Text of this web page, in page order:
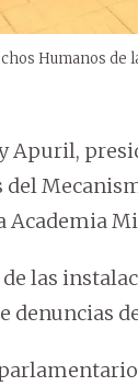
Humanos de
Apuril,
Academia
las
denuncias